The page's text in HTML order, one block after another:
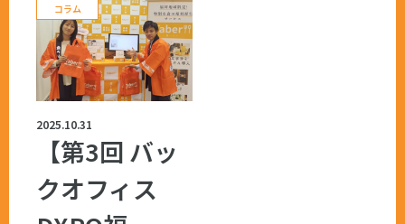
2025.10.31
【第3回 バッ
クオフィス
コラム